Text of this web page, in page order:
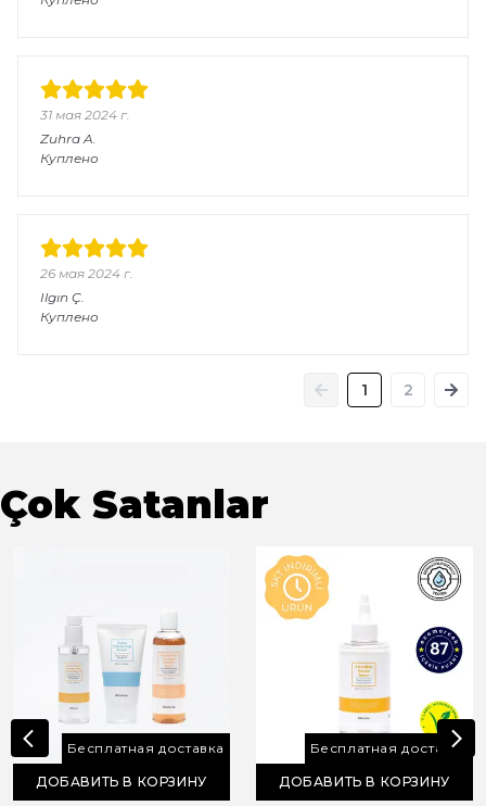
31 мая 2024 г.
Zuhra A.
Куплено
26 мая 2024 г.
Ilgın Ç.
Куплено
1 2
Çok Satanlar
Бесплатная доставка
ДОБАВИТЬ В КОРЗИНУ
Бесплатная доставка
ДОБАВИТЬ В КОРЗИНУ